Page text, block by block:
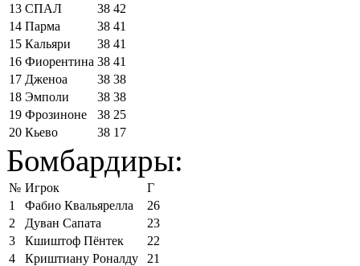
13 СПАЛ 38 42
14 Парма 38 41
15 Кальяри 38 41
16 Фиорентина 38 41
17 Дженоа 38 38
18 Эмполи 38 38
19 Фрозиноне 38 25
20 Кьево 38 17
Бомбардиры:
№ Игрок
Г
1
Фабио Квальярелла
26
2
Дуван Сапата
23
3
Кшиштоф Пёнтек
22
4
Криштиану Роналду
21